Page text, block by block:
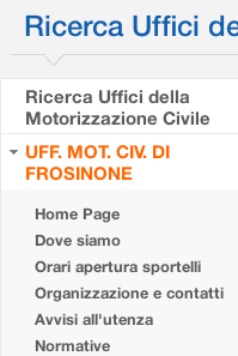
Ricerca Uffici
Ricerca Uffici della
Motorizzazione Civile
UFF. MOT. CIV. DI
FROSINONE
Home Page
Dove siamo
Orari apertura sportelli
Organizzazione e contatti
Avvisi all'utenza
Normative